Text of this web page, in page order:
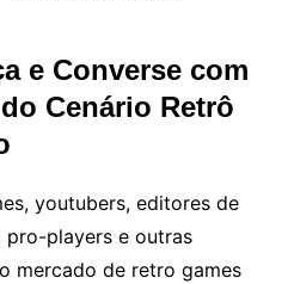
e Converse com
Cenário Retrô
youtubers, editores de
pro-players e outras
mercado de retro games